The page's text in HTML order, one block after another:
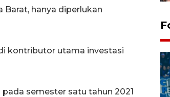
hanya diperlukan
kontributor utama investasi
semester satu tahun 2021